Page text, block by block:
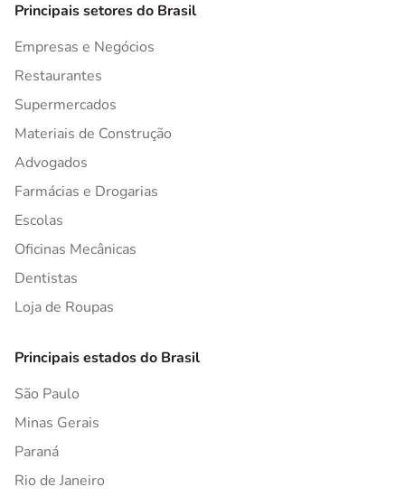
Principais setores do Brasil
Empresas e Negócios
Restaurantes
Supermercados
Materiais de Construção
Advogados
Farmácias e Drogarias
Escolas
Oficinas Mecânicas
Dentistas
Loja de Roupas
Principais estados do Brasil
São Paulo
Minas Gerais
Paraná
Rio de Janeiro